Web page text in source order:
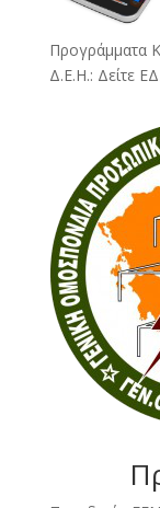
Προγράμματα
Δ.Ε.Η.: Δείτε